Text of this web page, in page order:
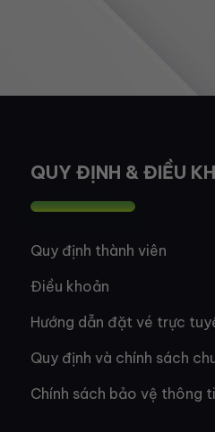
QUY ĐỊNH & ĐIỀU
Quy định thành viên
Điều khoản
Hướng dẫn đặt vé trực
Quy định và chính sách
Chính sách bảo vệ thông